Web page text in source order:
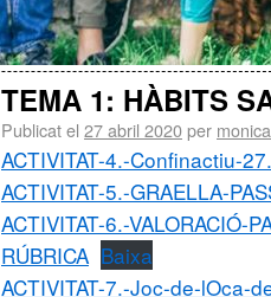
TEMA 1: HÀBITS
Publicat el 27 abril 2020per monica
ACTIVITAT-4.-Confinactiu-
ACTIVITAT-5.-GRAELLA-
ACTIVITAT-6.-VALORACIÓ-
RÚBRICA Baixa
ACTIVITAT-7.-Joc-de-lOca-